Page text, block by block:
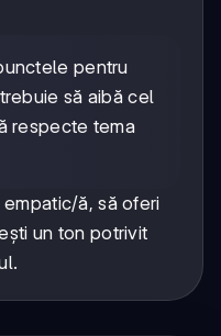
pentru
să aibă cel
respecte tema
ă, să oferi
un ton potrivit